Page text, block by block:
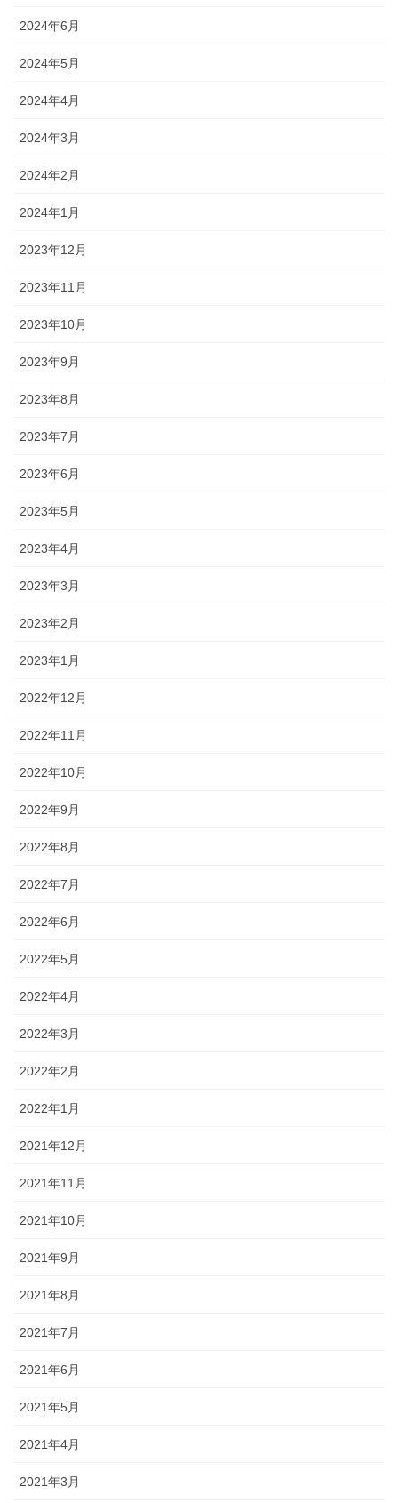
2024年6月
2024年5月
2024年4月
2024年3月
2024年2月
2024年1月
2023年12月
2023年11月
2023年10月
2023年9月
2023年8月
2023年7月
2023年6月
2023年5月
2023年4月
2023年3月
2023年2月
2023年1月
2022年12月
2022年11月
2022年10月
2022年9月
2022年8月
2022年7月
2022年6月
2022年5月
2022年4月
2022年3月
2022年2月
2022年1月
2021年12月
2021年11月
2021年10月
2021年9月
2021年8月
2021年7月
2021年6月
2021年5月
2021年4月
2021年3月